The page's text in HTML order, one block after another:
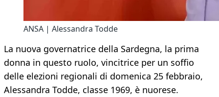
ANSA | Alessandra Todde
La nuova governatrice della Sardegna, la prima
donna in questo ruolo, vincitrice per un soffio
delle elezioni regionali di domenica 25 febbraio,
Alessandra Todde, classe 1969, è nuorese.